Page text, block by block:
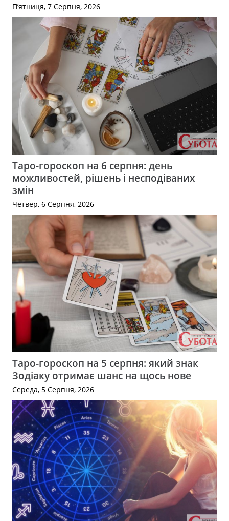
П’ятниця, 7 Серпня, 2026
Таро-гороскоп на 6 серпня: день
можливостей, рішень і несподіваних
змін
Четвер, 6 Серпня, 2026
Таро-гороскоп на 5 серпня: який знак
Зодіаку отримає шанс на щось нове
Середа, 5 Серпня, 2026